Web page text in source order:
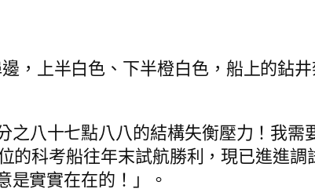
，上半白色、下半橙白色，船上的鉆
八十七點八八的結構失衡壓力！我需
的科考船往年末試航勝利，現已進進
是實實在在的！」。